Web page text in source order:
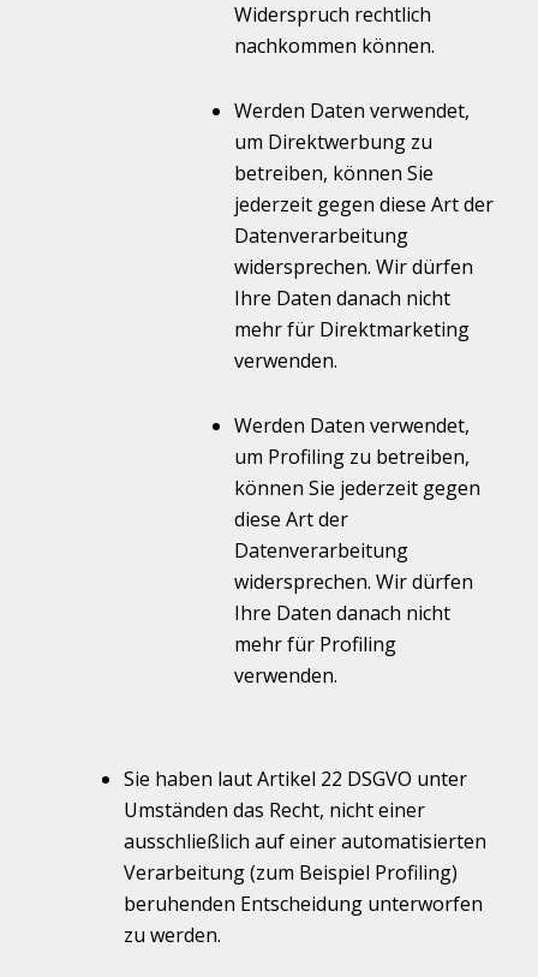
Widerspruch rechtlich
nachkommen können.
Werden Daten verwendet,
um Direktwerbung zu
betreiben, können Sie
jederzeit gegen diese Art der
Datenverarbeitung
widersprechen. Wir dürfen
Ihre Daten danach nicht
mehr für Direktmarketing
verwenden.
Werden Daten verwendet,
um Profiling zu betreiben,
können Sie jederzeit gegen
diese Art der
Datenverarbeitung
widersprechen. Wir dürfen
Ihre Daten danach nicht
mehr für Profiling
verwenden.
Sie haben laut Artikel 22 DSGVO unter
Umständen das Recht, nicht einer
ausschließlich auf einer automatisierten
Verarbeitung (zum Beispiel Profiling)
beruhenden Entscheidung unterworfen
zu werden.